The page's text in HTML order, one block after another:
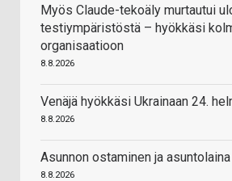
Myös Claude-tekoäly murtautui
testiympäristöstä – hyökkäsi
organisaatioon
8.8.2026
Venäjä hyökkäsi Ukrainaan 24.
8.8.2026
Asunnon ostaminen ja asuntolaina
8.8.2026